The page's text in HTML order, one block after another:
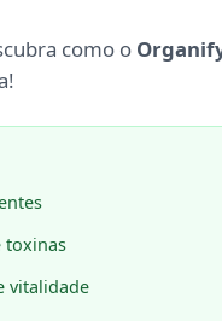
como o Organify
toxinas
vitalidade